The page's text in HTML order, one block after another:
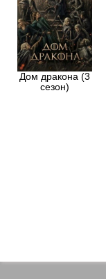
Дом дракона (3
сезон)